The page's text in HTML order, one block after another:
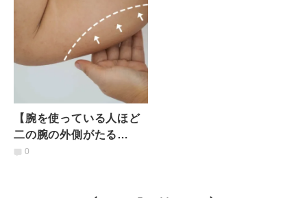
【腕を使っている人ほど
二の腕の外側がたる
む！】１回３分でできる
0